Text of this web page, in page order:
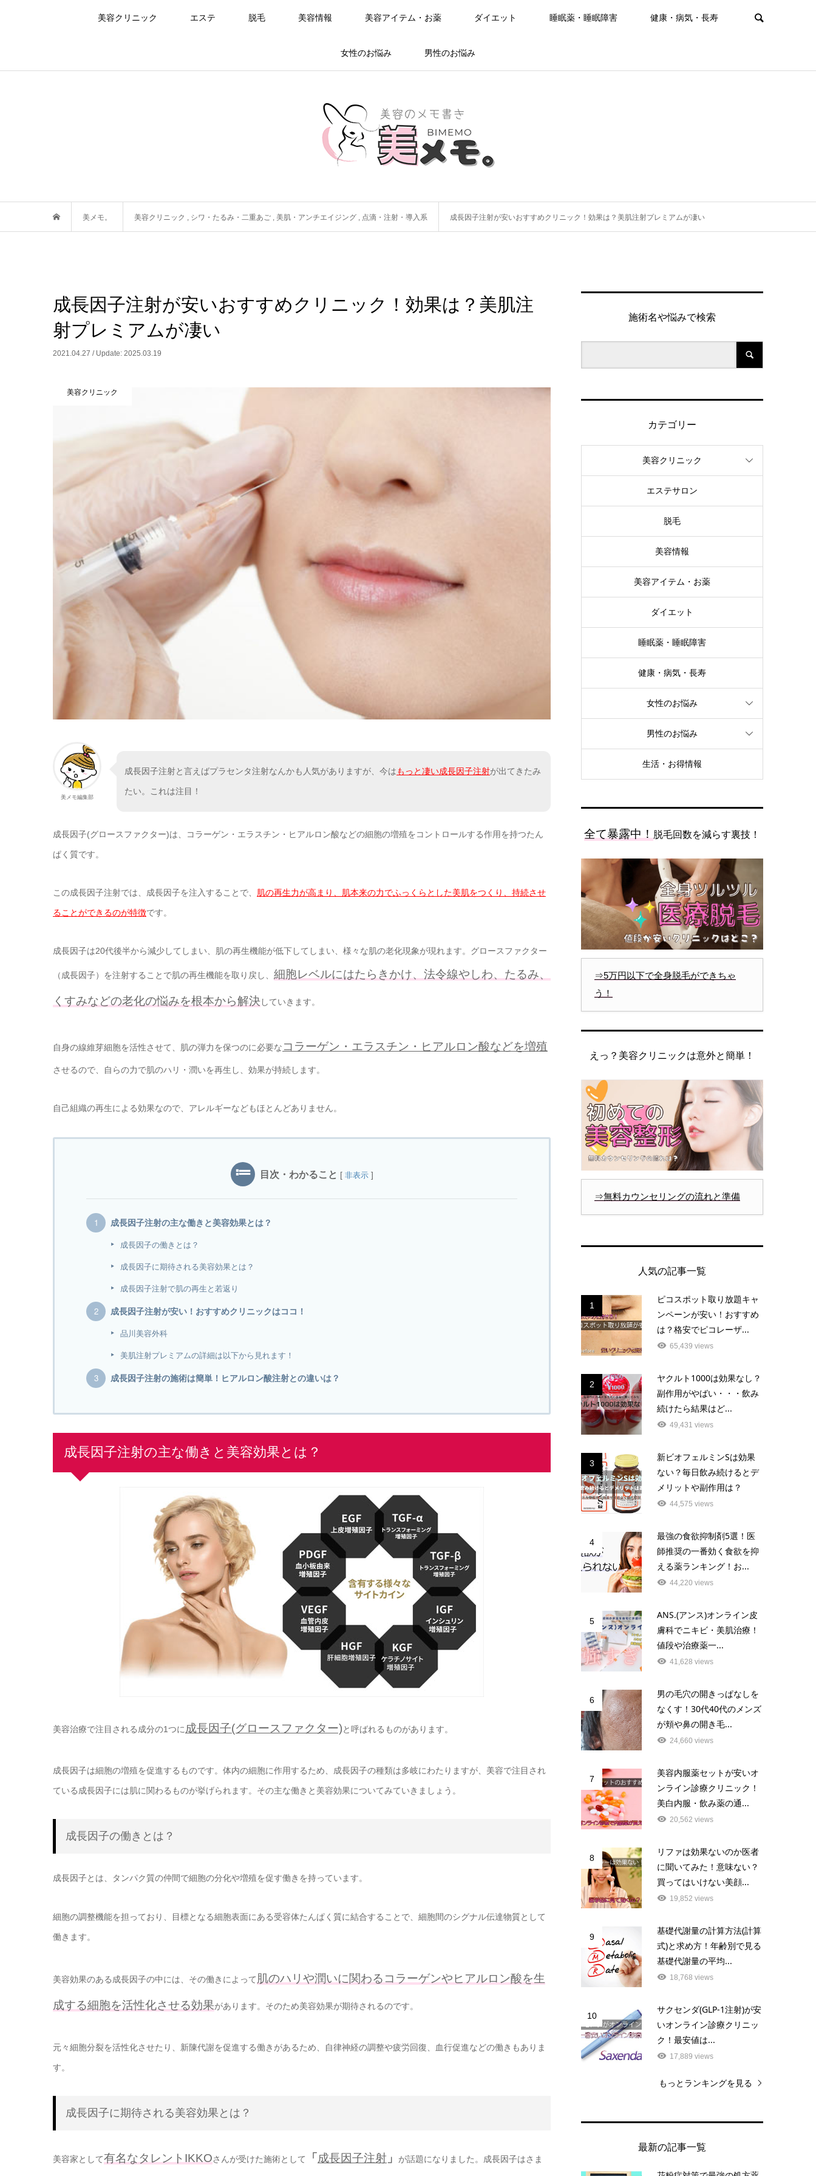
美容クリニック エステ 脱毛 美容情報 美容アイテム・お薬 ダイエット 睡眠薬・睡眠障害 健康・病気・長寿
女性のお悩み 男性のお悩み
美メモ。 美容クリニック , シワ・たるみ・二重あご , 美肌・アンチエイジング , 点滴・注射・導入系 成長因子注射が安いおすすめクリニック！効果は？美肌注射プレミアムが凄い
成長因子注射が安いおすすめクリニック！効果は？美肌注
射プレミアムが凄い
2021.04.27 / Update: 2025.03.19
美容クリニック
美メモ編集部
成長因子注射と言えばプラセンタ注射なんかも人気がありますが、今はもっと凄い成長因子注射が出てきたみ
たい。これは注目！
成長因子(グロースファクター)は、コラーゲン・エラスチン・ヒアルロン酸などの細胞の増殖をコントロールする作用を持つたん
ぱく質です。
この成長因子注射では、成長因子を注入することで、 肌の再生力が高まり、肌本来の力でふっくらとした美肌をつくり、持続させ
ることができるのが特徴です。
成長因子は20代後半から減少してしまい、肌の再生機能が低下してしまい、様々な肌の老化現象が現れます。グロースファクター
（成長因子）を注射することで肌の再生機能を取り戻し、 細胞レベルにはたらきかけ、法令線やしわ、たるみ、
くすみなどの老化の悩みを根本から解決していきます。
自身の線維芽細胞を活性させて、肌の弾力を保つのに必要な コラーゲン・エラスチン・ヒアルロン酸などを増殖
させるので、自らの力で肌のハリ・潤いを再生し、効果が持続します。
自己組織の再生による効果なので、アレルギーなどもほとんどありません。
目次・わかること [ 非表示 ]
成長因子注射の主な働きと美容効果とは？
成長因子の働きとは？
成長因子に期待される美容効果とは？
成長因子注射で肌の再生と若返り
成長因子注射が安い！おすすめクリニックはココ！
品川美容外科
美肌注射プレミアムの詳細は以下から見れます！
成長因子注射の施術は簡単！ヒアルロン酸注射との違いは？
成長因子注射の主な働きと美容効果とは？
美容治療で注目される成分の1つに成長因子(グロースファクター)と呼ばれるものがあります。
成長因子は細胞の増殖を促進するものです。体内の細胞に作用するため、成長因子の種類は多岐にわたりますが、美容で注目され
ている成長因子には肌に関わるものが挙げられます。その主な働きと美容効果についてみていきましょう。
成長因子の働きとは？
成長因子とは、タンパク質の仲間で細胞の分化や増殖を促す働きを持っています。
細胞の調整機能を担っており、目標となる細胞表面にある受容体たんぱく質に結合することで、細胞間のシグナル伝達物質として
働きます。
美容効果のある成長因子の中には、その働きによって 肌のハリや潤いに関わるコラーゲンやヒアルロン酸を生
成する細胞を活性化させる効果があります。そのため美容効果が期待されるのです。
元々細胞分裂を活性化させたり、新陳代謝を促進する働きがあるため、自律神経の調整や疲労回復、血行促進などの働きもありま
す。
成長因子に期待される美容効果とは？
美容家として有名なタレントIKKOさんが受けた施術として 「 成長因子注射 」 が話題になりました。成長因子はさま
施術名や悩みで検索
カテゴリー
美容クリニック
エステサロン
脱毛
美容情報
美容アイテム・お薬
ダイエット
睡眠薬・睡眠障害
健康・病気・長寿
女性のお悩み
男性のお悩み
生活・お得情報
全て暴露中！ 脱毛回数を減らす裏技！
⇒5万円以下で全身脱毛ができちゃ
う！
えっ？美容クリニックは意外と簡単！
⇒無料カウンセリングの流れと準備
人気の記事一覧
1
ピコスポット取り放題キャ
ンペーンが安い！おすすめ
は？格安でピコレーザ...
65,439 views
2
ヤクルト1000は効果なし？
副作用がやばい・・・飲み
続けたら結果はど...
49,431 views
3
新ビオフェルミンSは効果
ない？毎日飲み続けるとデ
メリットや副作用は？
44,575 views
4
最強の食欲抑制剤5選！医
師推奨の一番効く食欲を抑
える薬ランキング！お...
44,220 views
5
ANS.(アンス)オンライン皮
膚科でニキビ・美肌治療！
値段や治療薬一...
41,628 views
6
男の毛穴の開きっぱなしを
なくす！30代40代のメンズ
が頬や鼻の開き毛...
24,660 views
7
美容内服薬セットが安いオ
ンライン診療クリニック！
美白内服・飲み薬の通...
20,562 views
8
リファは効果ないのか医者
に聞いてみた！意味ない？
買ってはいけない美顔...
19,852 views
9
基礎代謝量の計算方法(計算
式)と求め方！年齢別で見る
基礎代謝量の平均...
18,768 views
10
サクセンダ(GLP-1注射)が安
いオンライン診療クリニッ
ク！最安値は...
17,889 views
もっとランキングを見る
最新の記事一覧